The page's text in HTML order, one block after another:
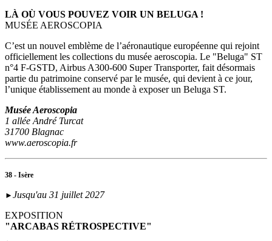
LÀ OÙ VOUS POUVEZ VOIR UN BELUGA !
MUSÉE AEROSCOPIA
C’est un nouvel emblème de l’aéronautique européenne qui rejoint
officiellement les collections du musée aeroscopia. Le "Beluga" ST
n°4 F-GSTD, Airbus A300-600 Super Transporter, fait désormais
partie du patrimoine conservé par le musée, qui devient à ce jour,
l’unique établissement au monde à exposer un Beluga ST.
Musée Aeroscopia
1 allée André Turcat
31700 Blagnac
www.aeroscopia.fr
38 - Isère
► Jusqu'au 31 juillet 2027
EXPOSITION
"ARCABAS RÉTROSPECTIVE"